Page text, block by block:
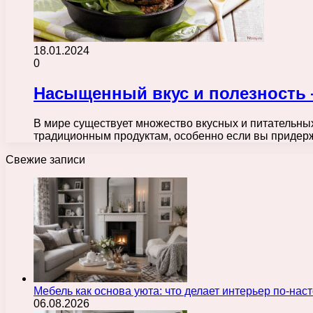
18.01.2024
0
Насыщенный вкус и полезность
В мире существует множество вкусных и
традиционным продуктам, особенно если вы
Свежие записи
Мебель как основа уюта: что делает интерьер по-
06.08.2026